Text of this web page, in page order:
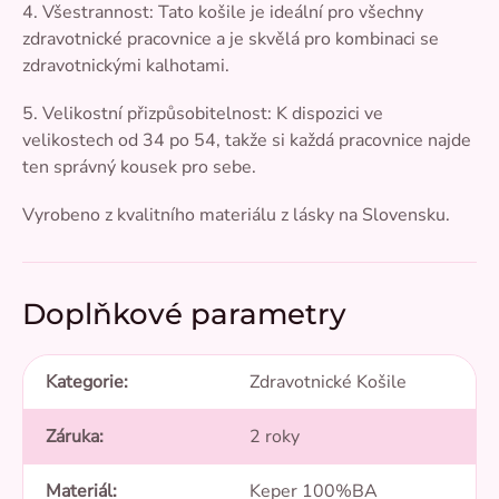
4. Všestrannost: Tato košile je ideální pro všechny
zdravotnické pracovnice a je skvělá pro kombinaci se
zdravotnickými kalhotami.
5. Velikostní přizpůsobitelnost: K dispozici ve
velikostech od 34 po 54, takže si každá pracovnice najde
ten správný kousek pro sebe.
Vyrobeno z kvalitního materiálu z lásky na Slovensku.
Doplňkové parametry
Kategorie: Zdravotnické Košile
Záruka: 2 roky
Materiál: Keper 100%BA